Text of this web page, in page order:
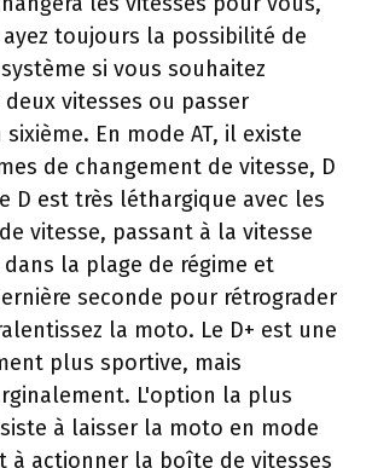
toujours la possibilité de
si vous souhaitez
vitesses ou passer
En mode AT, il existe
de changement de vitesse, D
D est très léthargique avec les
vitesse, passant à la vitesse
la plage de régime et
seconde pour rétrograder
la moto. Le D+ est une
plus sportive, mais
L'option la plus
à laisser la moto en mode
à actionner la boîte de vitesses